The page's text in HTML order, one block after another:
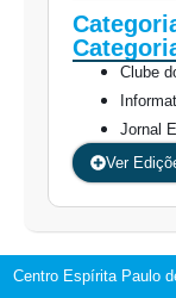
Clube
Jornal
Ver
Centro Espírita Paulo